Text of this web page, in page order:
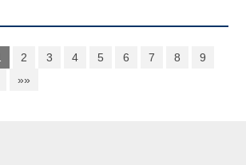
2 3 4 5 6 7 8
9
»»